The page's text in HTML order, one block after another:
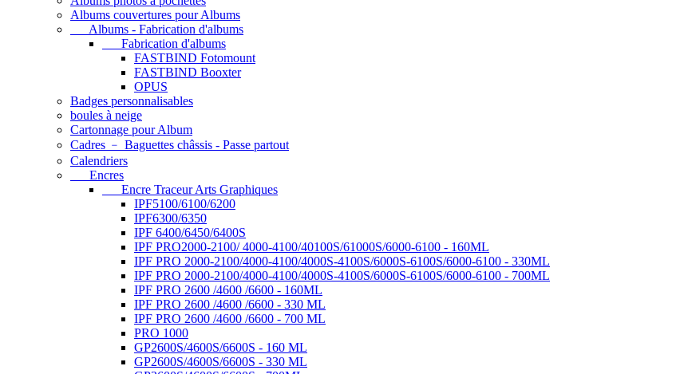
Albums couvertures pour Albums
Albums - Fabrication d'albums
Fabrication d'albums
FASTBIND Fotomount
FASTBIND Booxter
OPUS
Badges personnalisables
boules à neige
Cartonnage pour Album
Cadres ﹣ Baguettes châssis - Passe partout
Calendriers
Encres
Encre Traceur Arts Graphiques
IPF5100/6100/6200
IPF6300/6350
IPF 6400/6450/6400S
IPF PRO2000-2100/ 4000-4100/40100S/61000S/6000-6100 - 160ML
IPF PRO 2000-2100/4000-4100/4000S-4100S/6000S-6100S/6000-6100 - 330ML
IPF PRO 2000-2100/4000-4100/4000S-4100S/6000S-6100S/6000-6100 - 700ML
IPF PRO 2600 /4600 /6600 - 160ML
IPF PRO 2600 /4600 /6600 - 330 ML
IPF PRO 2600 /4600 /6600 - 700 ML
PRO 1000
GP2600S/4600S/6600S - 160 ML
GP2600S/4600S/6600S - 330 ML